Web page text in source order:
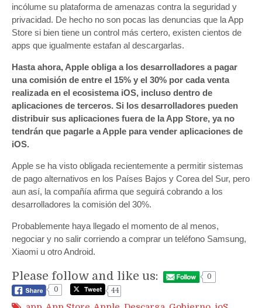
incólume su plataforma de amenazas contra la seguridad y
privacidad. De hecho no son pocas las denuncias que la App
Store si bien tiene un control más certero, existen cientos de
apps que igualmente estafan al descargarlas.
Hasta ahora, Apple obliga a los desarrolladores a pagar
una comisión de entre el 15% y el 30% por cada venta
realizada en el ecosistema iOS, incluso dentro de
aplicaciones de terceros. Si los desarrolladores pueden
distribuir sus aplicaciones fuera de la App Store, ya no
tendrán que pagarle a Apple para vender aplicaciones de
iOS.
Apple se ha visto obligada recientemente a permitir sistemas
de pago alternativos en los Países Bajos y Corea del Sur, pero
aun así, la compañía afirma que seguirá cobrando a los
desarrolladores la comisión del 30%.
Probablemente haya llegado el momento de al menos,
negociar y no salir corriendo a comprar un teléfono Samsung,
Xiaomi u otro Android.
Please follow and like us:
0
0
44